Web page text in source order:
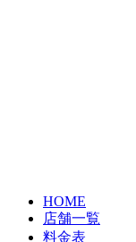
HOME
店舗一覧
料金表